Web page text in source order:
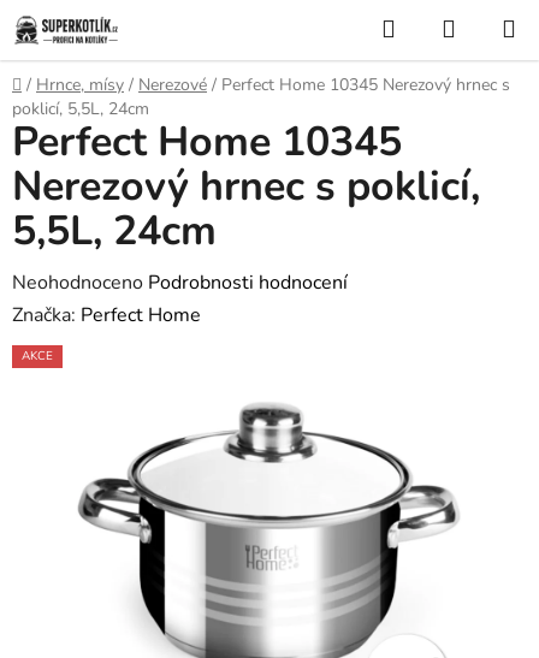
Přejít
na
obsah
Hledat
KOŠÍK
Domů
/ Hrnce, mísy / Nerezové / Perfect Home 10345 Nerezový hrnec s
poklicí, 5,5L, 24cm
Perfect Home 10345
Nerezový hrnec s poklicí,
5,5L, 24cm
Průměrné
hodnocení
produktu
hvězdiček.
Neohodnoceno Podrobnosti hodnocení
Značka: Perfect Home
AKCE